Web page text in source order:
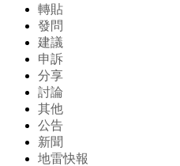
轉貼
發問
建議
申訴
分享
討論
其他
公告
新聞
地雷快報